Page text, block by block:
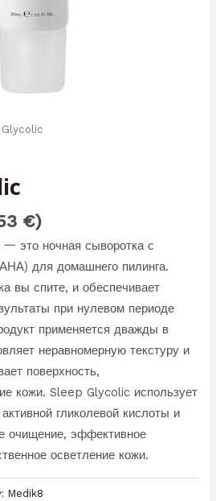
€)
это ночная сыворотка с
для домашнего пилинга.
вы спите, и обеспечивает
при нулевом периоде
применяется дважды в
неравномерную текстуру и
поверхность,
кожи. Sleep Glycolic использует
гликолевой кислоты и
очищение, эффективное
осветление кожи.
Medik8